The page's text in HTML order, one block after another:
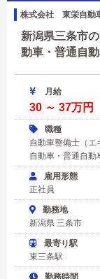
株式会社 東栄自動
新潟県三条市
動車・普通自
月給
30 ～ 37万円
職種
自動車整備士（エ
自動車・普通自動
雇用形態
正社員
勤務地
新潟県 三条市
最寄り駅
東三条駅